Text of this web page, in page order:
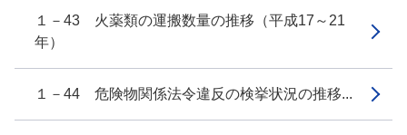
１－43 火薬類の運搬数量の推移（平成17～21
年）
１－44 危険物関係法令違反の検挙状況の推移...